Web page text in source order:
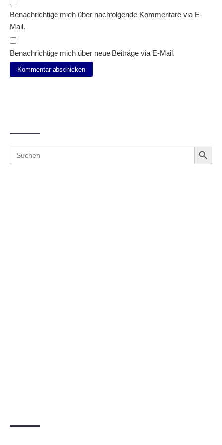
Benachrichtige mich über nachfolgende Kommentare via E-
Mail.
Benachrichtige mich über neue Beiträge via E-Mail.
Search
for:
Search Button